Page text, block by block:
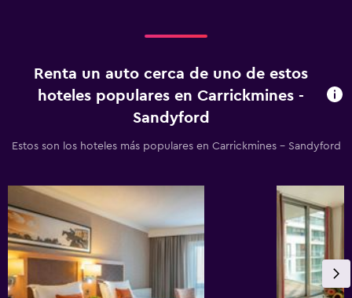
Renta un auto cerca de uno de estos
hoteles populares en Carrickmines -
Sandyford
Estos son los hoteles más populares en Carrickmines - Sandyford